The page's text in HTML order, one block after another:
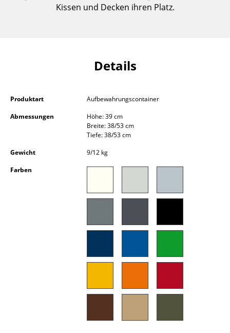
Sideboards & Kommoden
Kleinaufbewahrung
... alle Aufbewahrungsmöbel
Hängeleuchten & Deckenleuchten
Stehleuchten & Leseleuchten
Outdoor-Leuchten
Kissen und Decken ihren Platz.
Details
Produktart
Aufbewahrungscontainer
Abmessungen
Höhe: 39 cm
Breite: 38/53 cm
Tiefe: 38/53 cm
Gewicht
9/12 kg
Farben